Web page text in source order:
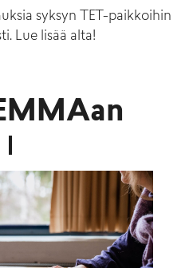
syksyn TET-paikkoihin
Lue lisää alta!